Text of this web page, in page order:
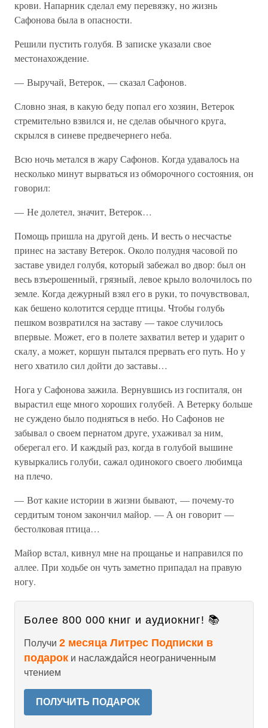
крови. Напарник сделал ему перевязку, но жизнь
Сафонова была в опасности.
Решили пустить голубя. В записке указали свое
местонахождение.
— Выручай, Ветерок, — сказал Сафонов.
Словно зная, в какую беду попал его хозяин, Ветерок
стремительно взвился и, не сделав обычного круга,
скрылся в синеве предвечернего неба.
Всю ночь метался в жару Сафонов. Когда удавалось на
несколько минут вырваться из обморочного состояния, он
говорил:
— Не долетел, значит, Ветерок…
Помощь пришла на другой день. И весть о несчастье
принес на заставу Ветерок. Около полудня часовой по
заставе увидел голубя, который забежал во двор: был он
весь взъерошенный, грязный, левое крыло волочилось по
земле. Когда дежурный взял его в руки, то почувствовал,
как бешено колотится сердце птицы. Чтобы голубь
пешком возвратился на заставу — такое случилось
впервые. Может, его в полете захватил ветер и ударит о
скалу, а может, коршун пытался прервать его путь. Но у
него хватило сил дойти до заставы…
Нога у Сафонова зажила. Вернувшись из госпиталя, он
вырастил еще много хороших голубей. А Ветерку больше
не суждено было подняться в небо. Но Сафонов не
забывал о своем пернатом друге, ухаживал за ним,
оберегал его. И каждый раз, когда в голубой вышине
кувыркались голуби, сажал одинокого своего любимца
на плечо.
— Вот какие истории в жизни бывают, — почему-то
сердитым тоном закончил майор. — А он говорит —
бестолковая птица…
Майор встал, кивнул мне на прощанье и направился по
аллее. При ходьбе он чуть заметно припадал на правую
ногу.
Более 800 000 книг и аудиокниг! 📚
Получи 2 месяца Литрес Подписки в
подарок и наслаждайся неограниченным
чтением
ПОЛУЧИТЬ ПОДАРОК